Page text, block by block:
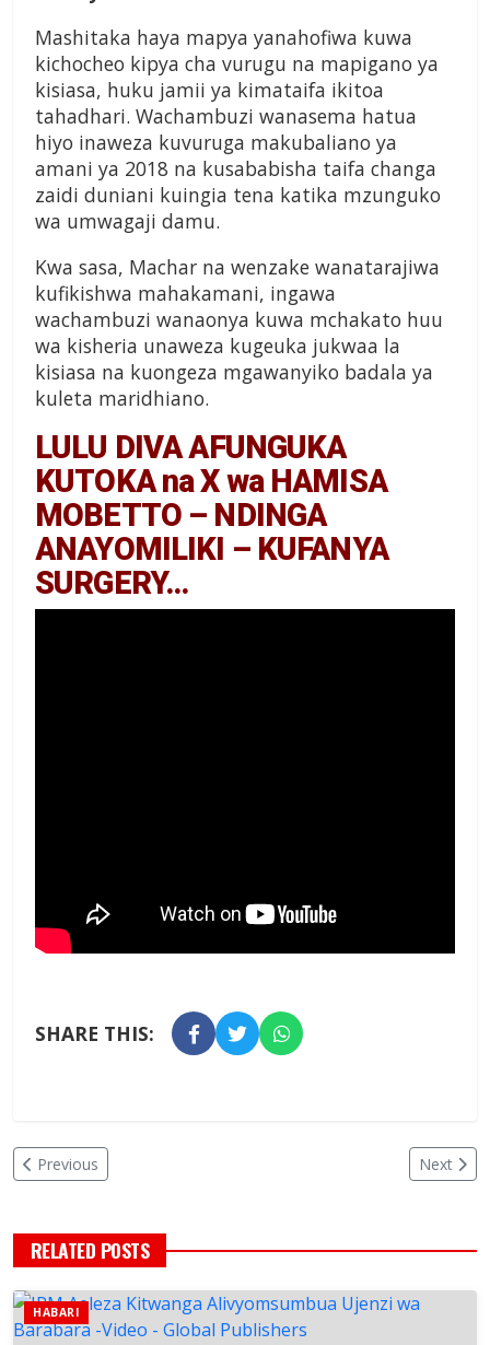
Mashitaka haya mapya yanahofiwa kuwa
kichocheo kipya cha vurugu na mapigano ya
kisiasa, huku jamii ya kimataifa ikitoa
tahadhari. Wachambuzi wanasema hatua
hiyo inaweza kuvuruga makubaliano ya
amani ya 2018 na kusababisha taifa changa
zaidi duniani kuingia tena katika mzunguko
wa umwagaji damu.
Kwa sasa, Machar na wenzake wanatarajiwa
kufikishwa mahakamani, ingawa
wachambuzi wanaonya kuwa mchakato huu
wa kisheria unaweza kugeuka jukwaa la
kisiasa na kuongeza mgawanyiko badala ya
kuleta maridhiano.
LULU DIVA AFUNGUKA
KUTOKA na X wa HAMISA
MOBETTO – NDINGA
ANAYOMILIKI – KUFANYA
SURGERY…
SHARE THIS:
Previous Next
RELATED POSTS
HABARI